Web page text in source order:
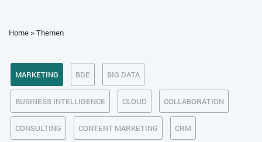
Home>Themen
MARKETING BDE BIG DATA
BUSINESS INTELLIGENCE CLOUD COLLABORATION
CONSULTING CONTENT MARKETING CRM